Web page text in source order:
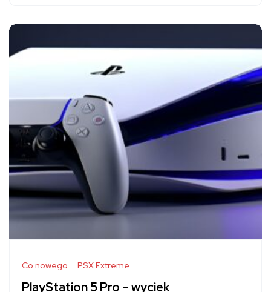
Co nowego PSX Extreme
PlayStation 5 Pro – wyciek